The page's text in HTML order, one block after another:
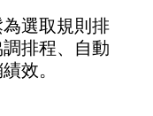
選取規則排
排程、自動
效。